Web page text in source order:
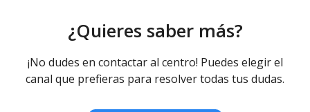
¿Quieres saber más?
¡No dudes en contactar al centro! Puedes elegir el
canal que prefieras para resolver todas tus dudas.